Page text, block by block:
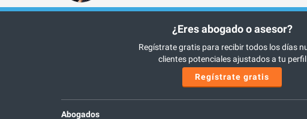
¿Eres abogado o asesor?
Regístrate gratis para recibir todos los días
clientes potenciales ajustados a tu perfil
Regístrate gratis
Abogados